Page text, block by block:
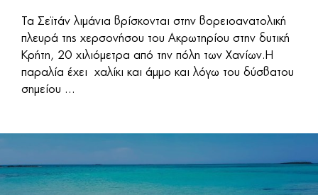
Τα Σεϊτάν λιμάνια βρίσκονται στην βορειοανατολική
πλευρά της χερσονήσου του Ακρωτηρίου στην δυτική
Κρήτη, 20 χιλιόμετρα από την πόλη των Χανίων.Η
παραλία έχει χαλίκι και άμμο και λόγω του δύσβατου
σημείου ...